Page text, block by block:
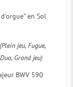
en Sol
(Plein jeu, Fugue,
Grand jeu)
BWV 590